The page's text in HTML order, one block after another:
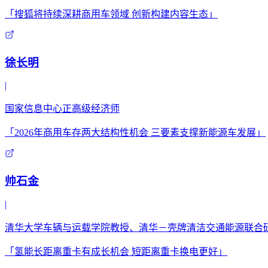
「搜狐将持续深耕商用车领域 创新构建内容生态」
徐长明
|
国家信息中心正高级经济师
「2026年商用车存两大结构性机会 三要素支撑新能源车发展」
帅石金
|
清华大学车辆与运载学院教授、清华－壳牌清洁交通能源联合
「氢能长距离重卡有成长机会 短距离重卡换电更好」